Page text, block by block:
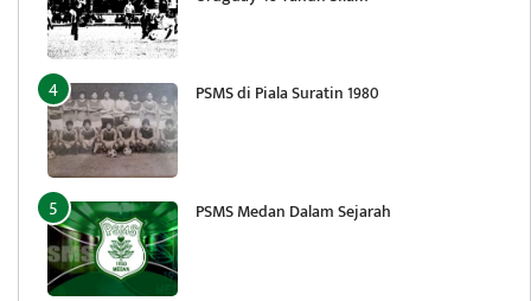
PSMS di Piala Suratin 1980
PSMS Medan Dalam Sejarah